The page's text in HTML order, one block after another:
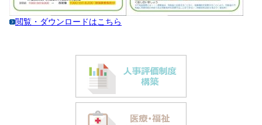
閲覧・ダウンロードはこちら